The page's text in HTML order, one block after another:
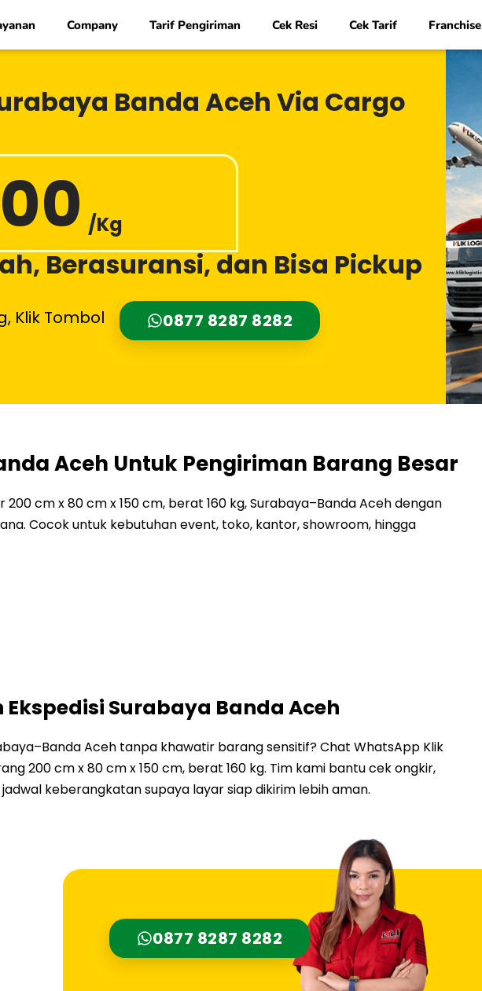
Company Tarif Pengiriman Cek Resi Cek Tarif Franchise
Banda Aceh Via Cargo
/Kg
Berasuransi, dan Bisa Pickup
Klik Tombol
0877 8287 8282
Aceh Untuk Pengiriman Barang Besar
200 cm x 80 cm x 150 cm, berat 160 kg, Surabaya–Banda Aceh dengan
Cocok untuk kebutuhan event, toko, kantor, showroom, hingga
Ekspedisi Surabaya Banda Aceh
Aceh tanpa khawatir barang sensitif? Chat WhatsApp Klik
200 cm x 80 cm x 150 cm, berat 160 kg. Tim kami bantu cek ongkir,
keberangkatan supaya layar siap dikirim lebih aman.
0877 8287 8282